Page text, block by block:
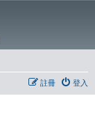
登入
註冊